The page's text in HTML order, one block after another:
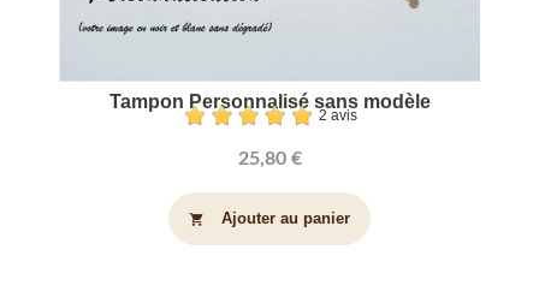
Tampon Personnalisé sans modèle
2 avis
25,80 €
shopping_cart Ajouter au panier